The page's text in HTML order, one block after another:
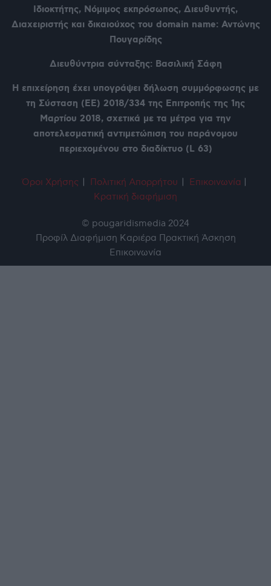
Ιδιοκτήτης, Νόμιμος εκπρόσωπος, Διευθυντής,
Διαχειριστής και δικαιούχος του domain name: Αντώνης
Πουγαρίδης
Διευθύντρια σύνταξης: Βασιλική Σάφη
Η επιχείρηση έχει υπογράψει δήλωση συμμόρφωσης με
τη Σύσταση (ΕΕ) 2018/334 της Επιτροπής της 1ης
Μαρτίου 2018, σχετικά με τα μέτρα για την
αποτελεσματική αντιμετώπιση του παράνομου
περιεχομένου στο διαδίκτυο (L 63)
Όροι Χρήσης Πολιτική Απορρήτου Επικοινωνία
Κρατική διαφήμιση
© pougaridismedia 2024
Προφίλ Διαφήμιση Καριέρα Πρακτική Άσκηση
Επικοινωνία